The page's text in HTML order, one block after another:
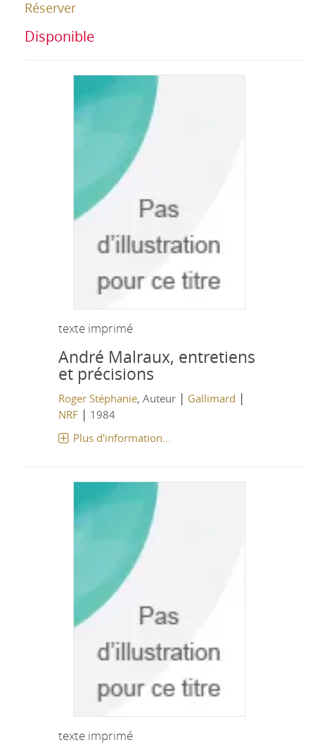
Réserver
Disponible
texte imprimé
André Malraux, entretiens
et précisions
Roger Stéphanie, Auteur | Gallimard |
NRF| 1984
Plus d'information...
texte imprimé